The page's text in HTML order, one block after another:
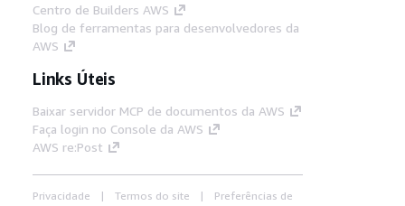
Centro de Builders AWS
Blog de ferramentas para desenvolvedores da
AWS
Links Úteis
Baixar servidor MCP de documentos da AWS
Faça login no Console da AWS
AWS re:Post
Privacidade Termos do site
Preferências de